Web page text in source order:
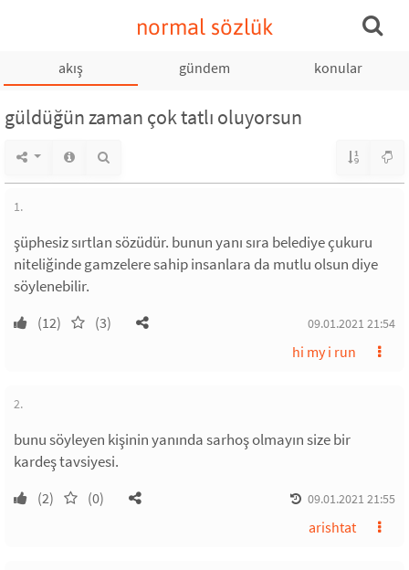
normal sözlük
akış gündem konular
güldüğün zaman çok tatlı oluyorsun
1.
şüphesiz sırtlan sözüdür. bunun yanı sıra belediye çukuru
niteliğinde gamzelere sahip insanlara da mutlu olsun diye
söylenebilir.
(12) (3) 09.01.2021 21:54
hi my i run
2.
bunu söyleyen kişinin yanında sarhoş olmayın size bir
kardeş tavsiyesi.
(2) (0) 09.01.2021 21:55
arishtat